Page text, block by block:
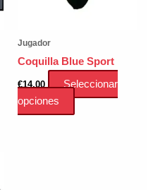
Jugador
Coquilla Blue Sport
€14.00
Seleccionar
opciones
Este
producto